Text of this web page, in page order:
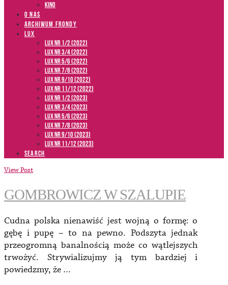
Kino
O NAS
ARCHIWUM FRONDY
LUX
LUX NR 1/2 (2022)
LUX NR 3/4 (2022)
LUX NR 5/6 (2022)
LUX NR 7/8 (2022)
LUX nr 9/10 (2022)
LUX NR 11/12 (2022)
LUX NR 1/2 (2023)
LUX NR 3/4 (2023)
LUX NR 5/6 (2023)
LUX NR 7/8 (2023)
LUX NR 9/10 (2023)
LUX NR 11/12 (2023)
SEARCH
View Post
GOMBROWICZ W SZALUPIE
Cudna polska nienawiść jest wojną o formę: o
gębę i pupę – to na pewno. Podszyta jednak
przeogromną banalnością może co wątlejszych
trwożyć. Strywializujmy ją tym bardziej i
powiedzmy, że …